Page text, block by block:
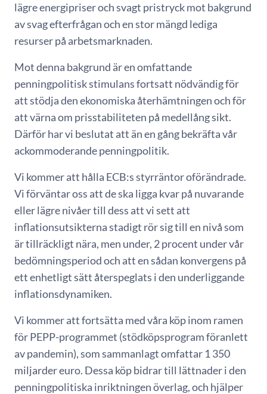
lägre energipriser och svagt pristryck mot bakgrund
av svag efterfrågan och en stor mängd lediga
resurser på arbetsmarknaden.
Mot denna bakgrund är en omfattande
penningpolitisk stimulans fortsatt nödvändig för
att stödja den ekonomiska återhämtningen och för
att värna om prisstabiliteten på medellång sikt.
Därför har vi beslutat att än en gång bekräfta vår
ackommoderande penningpolitik.
Vi kommer att hålla ECB:s styrräntor oförändrade.
Vi förväntar oss att de ska ligga kvar på nuvarande
eller lägre nivåer till dess att vi sett att
inflationsutsikterna stadigt rör sig till en nivå som
är tillräckligt nära, men under, 2 procent under vår
bedömningsperiod och att en sådan konvergens på
ett enhetligt sätt återspeglats i den underliggande
inflationsdynamiken.
Vi kommer att fortsätta med våra köp inom ramen
för PEPP-programmet (stödköpsprogram föranlett
av pandemin), som sammanlagt omfattar 1 350
miljarder euro. Dessa köp bidrar till lättnader i den
penningpolitiska inriktningen överlag, och hjälper